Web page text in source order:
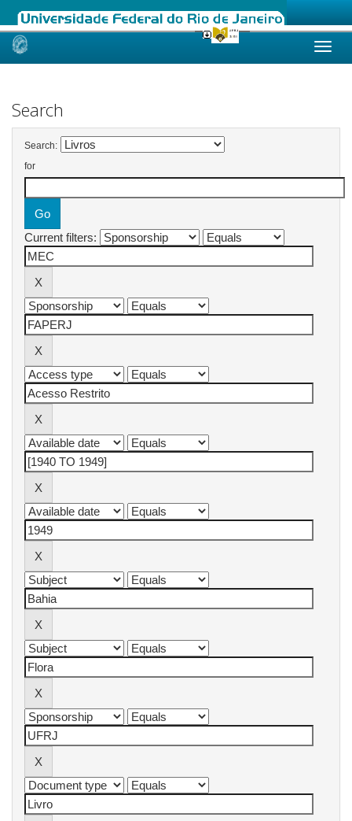
Skip
Search
Search:
for
Current filters: